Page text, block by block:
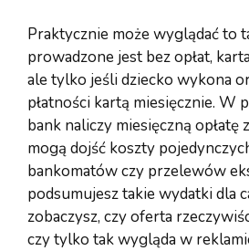
Praktycznie może wyglądać to
prowadzone jest bez opłat,
ale tylko jeśli dziecko wykona
płatności kartą miesięcznie. W
bank naliczy miesięczną opłatę
mogą dojść koszty
bankomatów czy przelewów
podsumujesz takie wydatki dla
zobaczysz, czy oferta
czy tylko tak wygląda w